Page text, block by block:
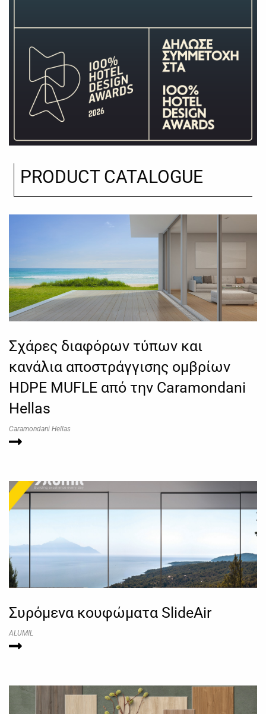
PRODUCT CATALOGUE
Σχάρες διαφόρων τύπων και
κανάλια αποστράγγισης ομβρίων
HDPE MUFLE από την Caramondani
Hellas
Caramondani Hellas
Συρόμενα κουφώματα SlideAir
ALUMIL